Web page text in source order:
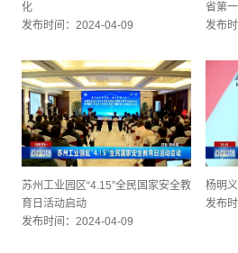
化
发布时间：2024-04-09
省第
发布
苏州工业园区“4.15”全民国家安全教
育日活动启动
发布时间：2024-04-09
杨明
发布